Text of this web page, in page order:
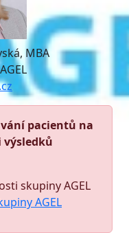
MBA
pacientů na
výsledků
skupiny AGEL
AGEL